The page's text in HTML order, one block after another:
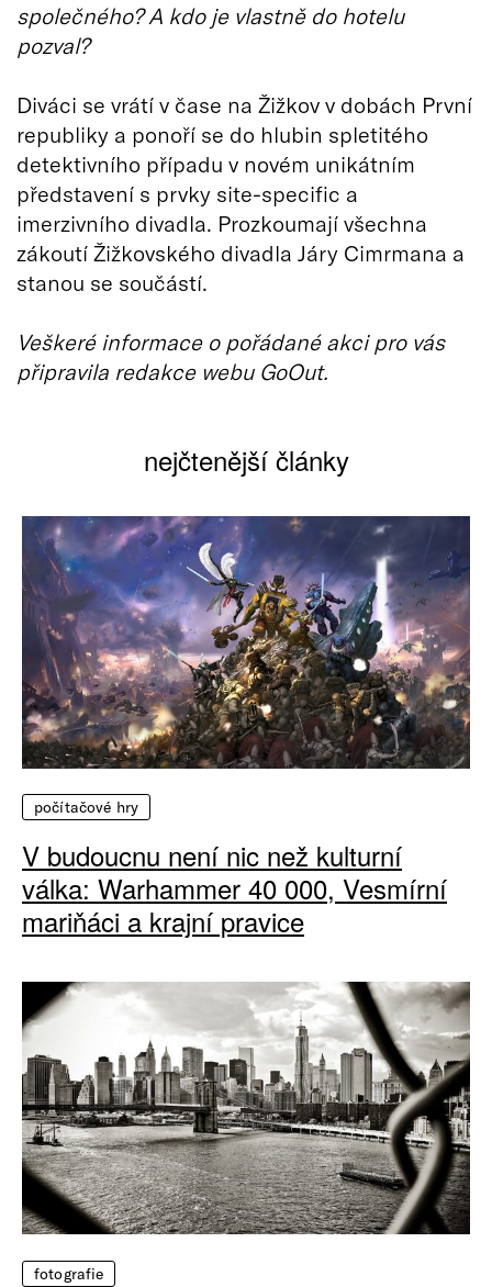
společného? A kdo je vlastně do hotelu
pozval?
Diváci se vrátí v čase na Žižkov v dobách První
republiky a ponoří se do hlubin spletitého
detektivního případu v novém unikátním
představení s prvky site-specific a
imerzivního divadla. Prozkoumají všechna
zákoutí Žižkovského divadla Járy Cimrmana a
stanou se součástí.
Veškeré informace o pořádané akci pro vás
připravila redakce webu GoOut.
nejčtenější články
počítačové hry
V budoucnu není nic než kulturní
válka: Warhammer 40 000, Vesmírní
mariňáci a krajní pravice
fotografie